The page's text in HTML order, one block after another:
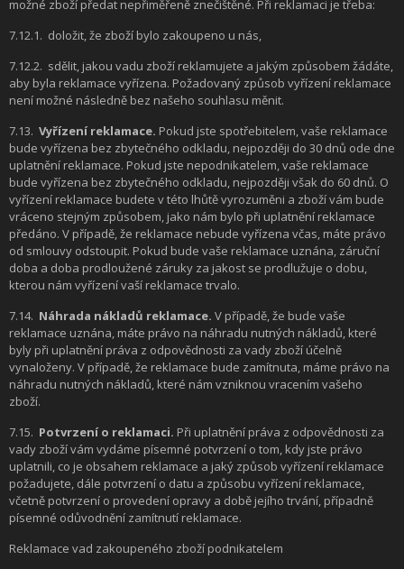
možné zboží předat nepřiměřeně znečištěné. Při reklamaci je třeba:
7.12.1. doložit, že zboží bylo zakoupeno u nás,
7.12.2. sdělit, jakou vadu zboží reklamujete a jakým způsobem žádáte,
aby byla reklamace vyřízena. Požadovaný způsob vyřízení reklamace
není možné následně bez našeho souhlasu měnit.
7.13. Vyřízení reklamace. Pokud jste spotřebitelem, vaše reklamace
bude vyřízena bez zbytečného odkladu, nejpozději do 30 dnů ode dne
uplatnění reklamace. Pokud jste nepodnikatelem, vaše reklamace
bude vyřízena bez zbytečného odkladu, nejpozději však do 60 dnů. O
vyřízení reklamace budete v této lhůtě vyrozuměni a zboží vám bude
vráceno stejným způsobem, jako nám bylo při uplatnění reklamace
předáno. V případě, že reklamace nebude vyřízena včas, máte právo
od smlouvy odstoupit. Pokud bude vaše reklamace uznána, záruční
doba a doba prodloužené záruky za jakost se prodlužuje o dobu,
kterou nám vyřízení vaší reklamace trvalo.
7.14. Náhrada nákladů reklamace. V případě, že bude vaše
reklamace uznána, máte právo na náhradu nutných nákladů, které
byly při uplatnění práva z odpovědnosti za vady zboží účelně
vynaloženy. V případě, že reklamace bude zamítnuta, máme právo na
náhradu nutných nákladů, které nám vzniknou vracením vašeho
zboží.
7.15. Potvrzení o reklamaci. Při uplatnění práva z odpovědnosti za
vady zboží vám vydáme písemné potvrzení o tom, kdy jste právo
uplatnili, co je obsahem reklamace a jaký způsob vyřízení reklamace
požadujete, dále potvrzení o datu a způsobu vyřízení reklamace,
včetně potvrzení o provedení opravy a době jejího trvání, případně
písemné odůvodnění zamítnutí reklamace.
Reklamace vad zakoupeného zboží podnikatelem